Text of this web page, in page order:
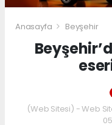
Anasayfa Beyşehir
(Web Sitesi) - Web